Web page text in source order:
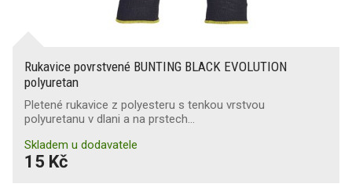
Rukavice povrstvené BUNTING BLACK EVOLUTION
polyuretan
Pletené rukavice z polyesteru s tenkou vrstvou
polyuretanu v dlani a na prstech…
Skladem u dodavatele
15 Kč